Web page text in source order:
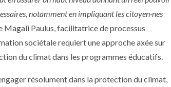
notamment en impliquant les citoyen·nes
Magali Paulus, facilitatrice de processus
sociétale requiert une approche axée sur
du climat dans les programmes éducatifs.
résolument dans la protection du climat,